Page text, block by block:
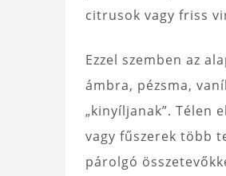
citrusok vagy friss
Ezzel szemben az
ámbra, pézsma,
„kinyíljanak”. Télen
vagy fűszerek több
párolgó